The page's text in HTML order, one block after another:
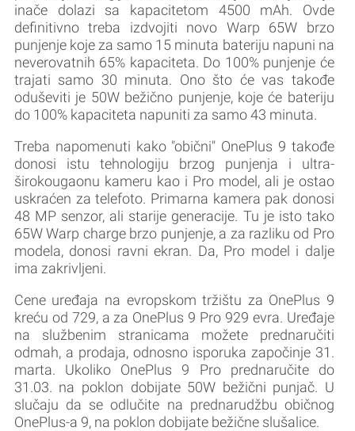
inače dolazi sa kapacitetom 4500 mAh. Ovde
definitivno treba izdvojiti novo Warp 65W brzo
punjenje koje za samo 15 minuta bateriju napuni na
neverovatnih 65% kapaciteta. Do 100% punjenje će
trajati samo 30 minuta. Ono što će vas takođe
oduševiti je 50W bežično punjenje, koje će bateriju
do 100% kapaciteta napuniti za samo 43 minuta.
Treba napomenuti kako "obični" OnePlus 9 takođe
donosi istu tehnologiju brzog punjenja i ultra-
širokougaonu kameru kao i Pro model, ali je ostao
uskraćen za telefoto. Primarna kamera pak donosi
48 MP senzor, ali starije generacije. Tu je isto tako
65W Warp charge brzo punjenje, a za razliku od Pro
modela, donosi ravni ekran. Da, Pro model i dalje
ima zakrivljeni.
Cene uređaja na evropskom tržištu za OnePlus 9
kreću od 729, a za OnePlus 9 Pro 929 evra. Uređaje
na službenim stranicama možete prednaručiti
odmah, a prodaja, odnosno isporuka započinje 31.
marta. Ukoliko OnePlus 9 Pro prednaručite do
31.03. na poklon dobijate 50W bežični punjač. U
slučaju da se odlučite na prednarudžbu običnog
OnePlus-a 9, na poklon dobijate bežične slušalice.